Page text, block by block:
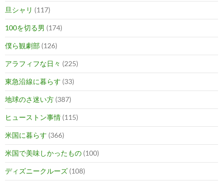
旦シャリ (117)
100を切る男 (174)
僕ら観劇部 (126)
アラフィフな日々 (225)
東急沿線に暮らす (33)
地球のさ迷い方 (387)
ヒューストン事情 (115)
米国に暮らす (366)
米国で美味しかったもの (100)
ディズニークルーズ (108)